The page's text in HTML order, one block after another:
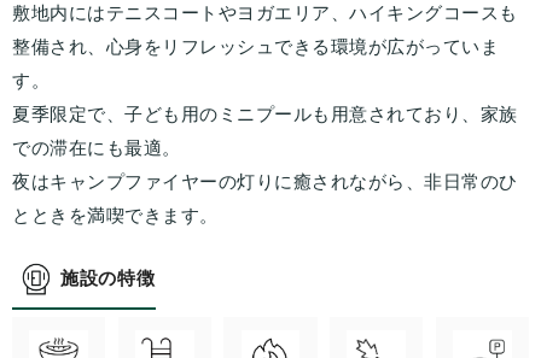
敷地内にはテニスコートやヨガエリア、ハイキングコースも
整備され、心身をリフレッシュできる環境が広がっていま
す。
夏季限定で、子ども用のミニプールも用意されており、家族
での滞在にも最適。
夜はキャンプファイヤーの灯りに癒されながら、非日常のひ
とときを満喫できます。
施設の特徴